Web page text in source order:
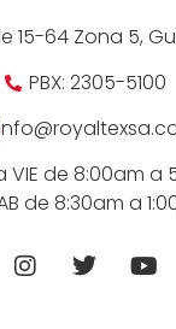
15-64 Zona 5,
PBX: 2305-5100
VIE de 8:00am a
de 8:30am a